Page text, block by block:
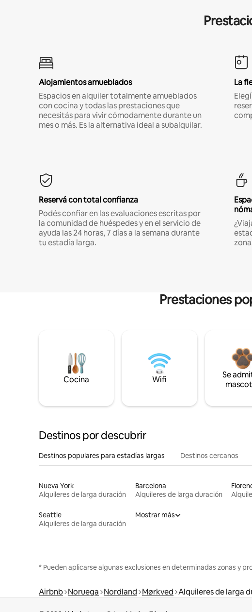
Alojamientos amueblados
Espacios en alquiler totalmente amueblados
con cocina y todas las prestaciones que
necesitás para vivir cómodamente durante un
mes o más. Es la alternativa ideal a subalquilar.
La
Reservá con total confianza
Podés confiar en las evaluaciones escritas por
la comunidad de huéspedes y en el servicio de
ayuda las 24 horas, 7 días a la semana durante
tu estadía larga.
Prestaciones
Cocina Wifi
Se
Destinos por descubrir
Destinos populares para estadías largas Destinos cercanos
Nueva York
Alquileres de larga duración
Barcelona
Alquileres de larga duración
Seattle
Alquileres de larga duración
Mostrar más
* Pueden aplicarse algunas exclusiones en determinadas zonas y
Airbnb Noruega Nordland Mørkved Alquileres de larga